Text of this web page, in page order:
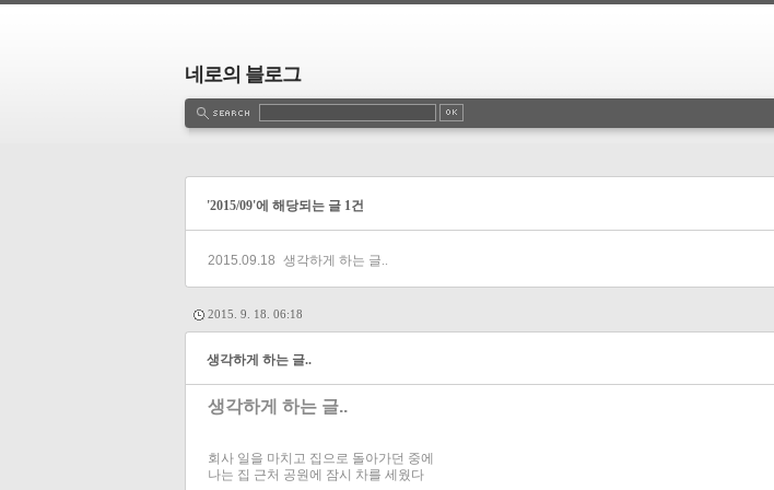
네로의 블로그
'2015/09'에 해당되는 글 1건
2015.09.18 생각하게 하는 글..
2015. 9. 18. 06:18
생각하게 하는 글..
생각하게 하는 글..
회사 일을 마치고 집으로 돌아가던 중에
나는 집 근처 공원에 잠시 차를 세웠다